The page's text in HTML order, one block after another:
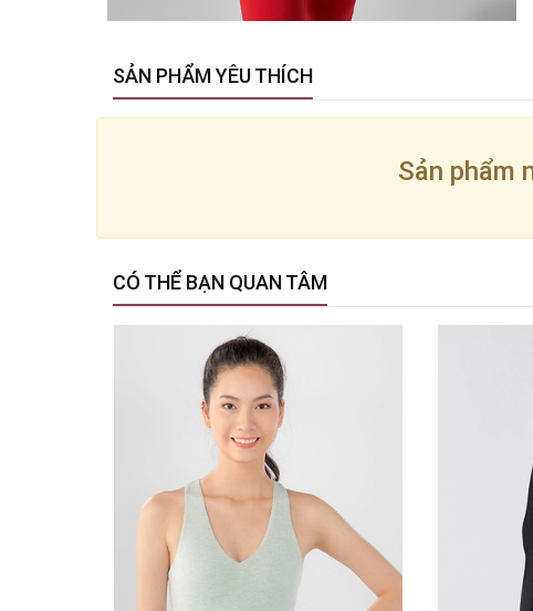
SẢN PHẨM YÊU THÍCH
Sản phẩm
CÓ THỂ BẠN QUAN TÂM